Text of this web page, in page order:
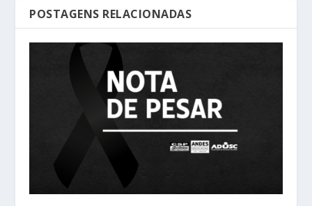
POSTAGENS RELACIONADAS